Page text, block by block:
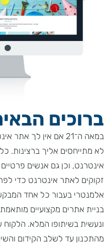
ברוכים
במאה ה־21 אם אין
לא מתייחסים אליך ברצינות.
אינטרנט, וכן גם אנשים
זקוקים לאתר אינטרנט כדי
אלמנטרי בעבור כל אחד
בניית אתרים מקצועיים
ונעשית בשיתופו המלא.
מהתכנון עד לשלב הקידום